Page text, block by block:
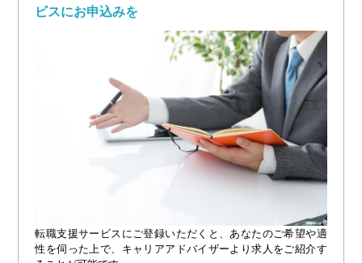
ビスにお申込みを
転職支援サービスにご登録いただくと、あなたのご希望や適
性を伺った上で、キャリアアドバイザーより求人をご紹介す